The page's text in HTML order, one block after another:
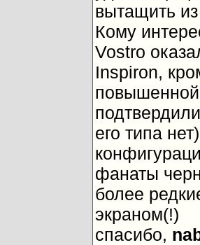
вытащить
Кому
Vostro
Inspiron,
повышенной
его типа
фанаты
более
экраном(!)
спасибо,